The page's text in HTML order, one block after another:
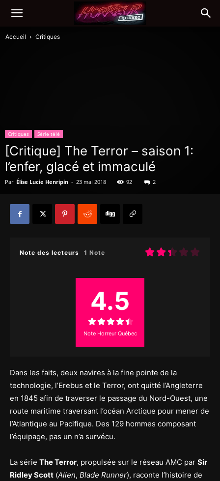
Accueil Critiques
Critiques Série télé
[Critique] The Terror – saison 1:
l’enfer, glacé et immaculé
Par Élise Lucie Henripin - 23 mai 2018 92 2
Note des lecteurs 1 Note
4.5
Note Horreur Québec
Dans les faits, deux navires à la fine pointe de la
technologie, l’Erebus et le Terror, ont quitté l’Angleterre
en 1845 afin de traverser le passage du Nord-Ouest, une
route maritime traversant l’océan Arctique pour mener de
l’Atlantique au Pacifique. Des 129 hommes composant
l’équipage, pas un n’a survécu.
La série The Terror, propulsée sur le réseau AMC par Sir
Ridley Scott (Alien, Blade Runner), raconte l’histoire de